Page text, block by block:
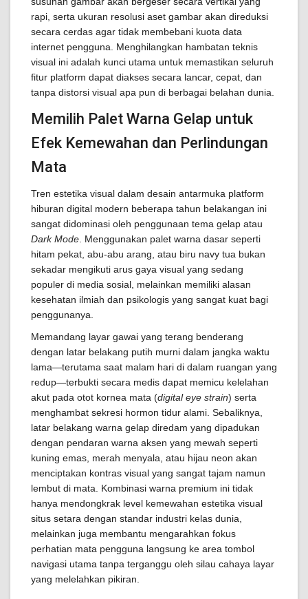
rapi, serta ukuran resolusi aset gambar akan direduksi
secara cerdas agar tidak membebani kuota data
internet pengguna. Menghilangkan hambatan teknis
visual ini adalah kunci utama untuk memastikan seluruh
fitur platform dapat diakses secara lancar, cepat, dan
tanpa distorsi visual apa pun di berbagai belahan dunia.
Memilih Palet Warna Gelap untuk
Efek Kemewahan dan Perlindungan
Mata
Tren estetika visual dalam desain antarmuka platform
hiburan digital modern beberapa tahun belakangan ini
sangat didominasi oleh penggunaan tema gelap atau
Dark Mode . Menggunakan palet warna dasar seperti
hitam pekat, abu-abu arang, atau biru navy tua bukan
sekadar mengikuti arus gaya visual yang sedang
populer di media sosial, melainkan memiliki alasan
kesehatan ilmiah dan psikologis yang sangat kuat bagi
penggunanya.
Memandang layar gawai yang terang benderang
dengan latar belakang putih murni dalam jangka waktu
lama—terutama saat malam hari di dalam ruangan yang
redup—terbukti secara medis dapat memicu kelelahan
akut pada otot kornea mata (digital eye strain) serta
menghambat sekresi hormon tidur alami. Sebaliknya,
latar belakang warna gelap diredam yang dipadukan
dengan pendaran warna aksen yang mewah seperti
kuning emas, merah menyala, atau hijau neon akan
menciptakan kontras visual yang sangat tajam namun
lembut di mata. Kombinasi warna premium ini tidak
hanya mendongkrak level kemewahan estetika visual
situs setara dengan standar industri kelas dunia,
melainkan juga membantu mengarahkan fokus
perhatian mata pengguna langsung ke area tombol
navigasi utama tanpa terganggu oleh silau cahaya layar
yang melelahkan pikiran.